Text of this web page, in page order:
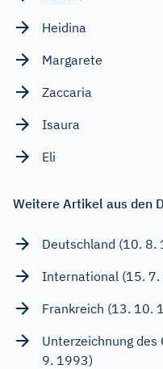
Heidina
Margarete
Zaccaria
Isaura
Eli
Weitere Artikel aus den
Deutschland (10. 8.
International (15.
Frankreich (13. 10.
Unterzeichnung
9. 1993)